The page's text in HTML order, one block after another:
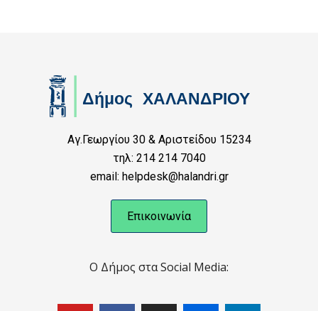
Αγ.Γεωργίου 30 & Αριστείδου 15234
τηλ: 214 214 7040
email: helpdesk@halandri.gr
Επικοινωνία
Ο Δήμος στα Social Media: